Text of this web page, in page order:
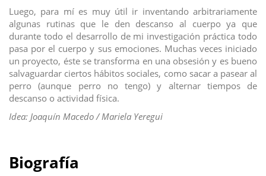
Luego, para mí es muy útil ir inventando arbitrariamente
algunas rutinas que le den descanso al cuerpo ya que
durante todo el desarrollo de mi investigación práctica todo
pasa por el cuerpo y sus emociones. Muchas veces iniciado
un proyecto, éste se transforma en una obsesión y es bueno
salvaguardar ciertos hábitos sociales, como sacar a pasear al
perro (aunque perro no tengo) y alternar tiempos de
descanso o actividad física.
Idea: Joaquín Macedo / Mariela Yeregui
Biografía